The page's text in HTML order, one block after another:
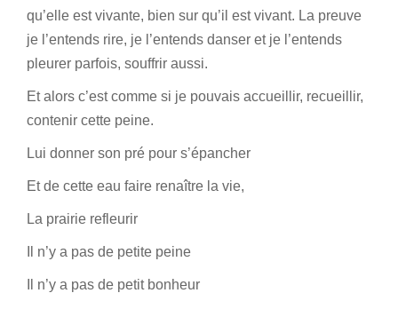
qu’elle est vivante, bien sur qu’il est vivant. La preuve
je l’entends rire, je l’entends danser et je l’entends
pleurer parfois, souffrir aussi.
Et alors c’est comme si je pouvais accueillir, recueillir,
contenir cette peine.
Lui donner son pré pour s’épancher
Et de cette eau faire renaître la vie,
La prairie refleurir
Il n’y a pas de petite peine
Il n’y a pas de petit bonheur